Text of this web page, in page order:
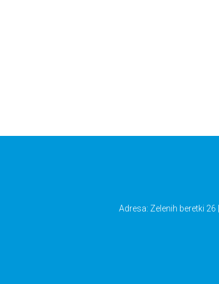
Adresa: Zelenih beretki